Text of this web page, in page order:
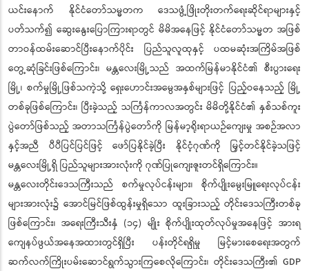
ယင်းနောက် နိုင်ငံတော်သမ္မတက ဒေသဖွံ့ဖြိုးတိုးတက်ရေးဆိုင်ရာများနှင့်
ပတ်သက်၍ ဆွေးနွေးပြောကြားရာတွင် မိမိအနေဖြင့် နိုင်ငံတော်သမ္မတ အဖြစ်
တာဝန်ထမ်းဆောင်ပြီးနောက်ပိုင်း ပြည်သူလူထုနှင့် ပထမဆုံးအကြိမ်အဖြစ်
တွေ့ဆုံခြင်းဖြစ်ကြောင်း၊ မန္တလေးမြို့သည် အထက်မြန်မာနိုင်ငံ၏ စီးပွားရေး
မြို့၊ စက်မှုမြို့ဖြစ်သကဲ့သို့ ရှေးဟောင်းအမွေအနှစ်များဖြင့် ပြည့်ဝနေသည့် မြို့
တစ်ခုဖြစ်ကြောင်း၊ ပြီးခဲ့သည့် သင်္ကြန်ကာလအတွင်း မိမိတို့နိုင်ငံ၏ နှစ်သစ်ကူး
ပွဲတော်ဖြစ်သည့် အတာသင်္ကြန်ပွဲတော်ကို မြန်မာ့ရိုးရာယဉ်ကျေးမှု အစဉ်အလာ
နှင့်အညီ ပီပီပြင်ပြင်ဖြင့် ဖော်ပြနိုင်ခဲ့ပြီး နိုင်ငံ့ဂုဏ်ကို မြှင့်တင်နိုင်ခဲ့သဖြင့်
မန္တလေးမြို့ရှိ ပြည်သူများအားလုံးကို ဂုဏ်ပြုကျေးဇူးတင်ရှိကြောင်း။
မန္တလေးတိုင်းဒေသကြီးသည် စက်မှုလုပ်ငန်းများ၊ စိုက်ပျိုးမွေးမြူရေးလုပ်ငန်း
များအားလုံး၌ အောင်မြင်ဖြစ်ထွန်းမှုရှိသော ထူးခြားသည့် တိုင်းဒေသကြီးတစ်ခု
ဖြစ်ကြောင်း၊ အရေးကြီးသီးနှံ (၁၄) မျိုး စိုက်ပျိုးထုတ်လုပ်မှုအနေဖြင့် အားရ
ကျေနပ်ဖွယ်အနေအထားတွင်ရှိပြီး ပန်းတိုင်ရရှိမှု မြင့်မားစေရေးအတွက်
ဆက်လက်ကြိုးပမ်းဆောင်ရွက်သွားကြစေလိုကြောင်း၊ တိုင်းဒေသကြီး၏ GDP